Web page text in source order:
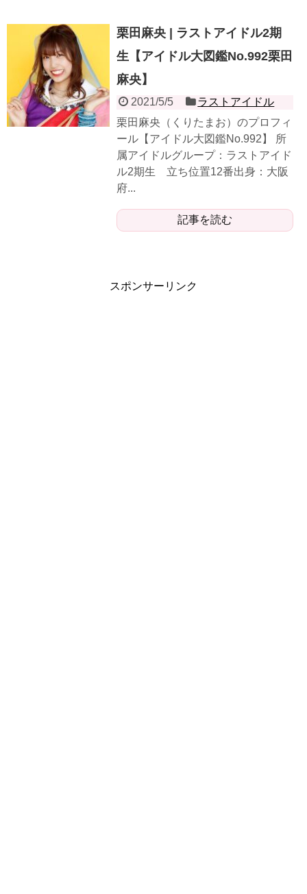
栗田麻央 | ラストアイドル2期
生【アイドル大図鑑No.992栗田
麻央】
2021/5/5
ラストアイドル
栗田麻央（くりたまお）のプロフィ
ール【アイドル大図鑑No.992】 所
属アイドルグループ：ラストアイド
ル2期生 立ち位置12番出身：大阪
府...
記事を読む
スポンサーリンク